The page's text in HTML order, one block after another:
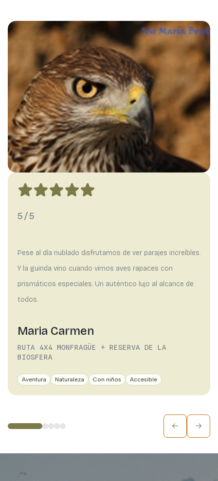
5/5
Pese al día nublado disfrutamos de ver parajes increíbles.
Y la guinda vino cuando vimos aves rapaces con
prismáticos especiales. Un auténtico lujo al alcance de
todos.
Maria Carmen
RUTA 4X4 MONFRAGÜE + RESERVA DE LA
BIOSFERA
Aventura Naturaleza Con niños Accesible